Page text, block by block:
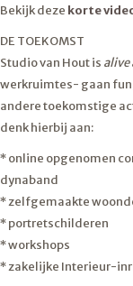
Bekijk deze korte
DE TOEKOMST
Studio van Hout is alive
werkruimtes- gaan
andere toekomstige
denk hierbij aan:
* online opgenomen
dynaband
* zelfgemaakte
* portretschilderen
* workshops
* zakelijke Interieur-